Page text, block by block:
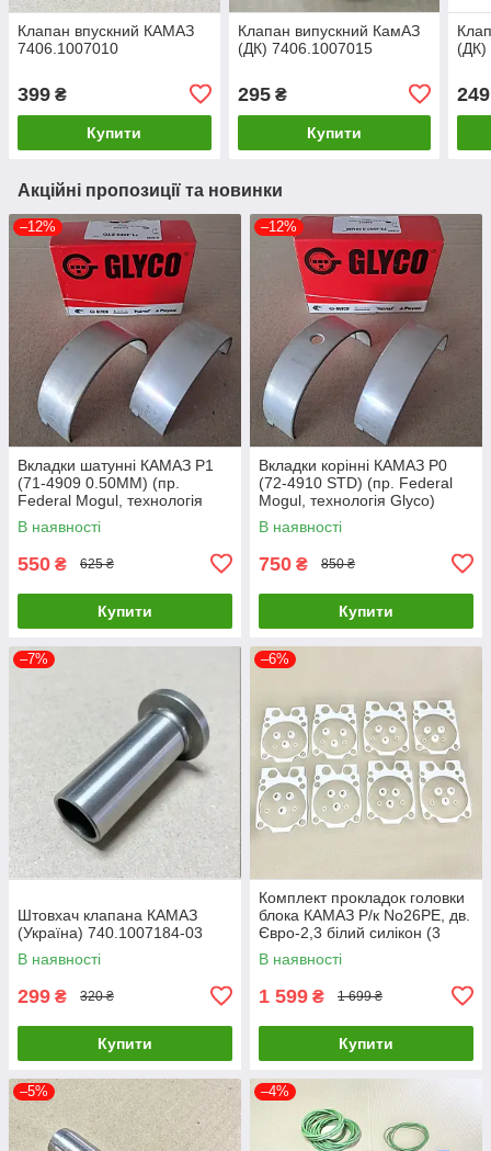
Клапан впускний КАМАЗ
7406.1007010
399 ₴
Купити
Клапан випускний КамАЗ
(ДК) 7406.1007015
295₴
Купити
(ДК)
249
Акційні пропозиції та новинки
–12%
Вкладки шатунні КАМАЗ Р1
(71-4909 0.50MM) (пр.
Federal Mogul, технологія
Glyco) 7405.1000104 Р1
В наявності
550 ₴ 625 ₴
Купити
–12%
Вкладки корінні КАМАЗ Р0
(72-4910 STD) (пр. Federal
Mogul, технологія Glyco)
7405.1000102 Р0
В наявності
750 ₴ 850 ₴
Купити
–7%
Штовхач клапана КАМАЗ
(Україна) 740.1007184-03
В наявності
299 ₴ 320 ₴
Купити
–6%
Комплект прокладок головки
блока КАМАЗ Р/к No26РЕ, дв.
Євро-2,3 білий силікон (3
найм 48 шт) 740.1003040-
26РЕ
В наявності
1 599 ₴ 1 699 ₴
Купити
–5% –4%